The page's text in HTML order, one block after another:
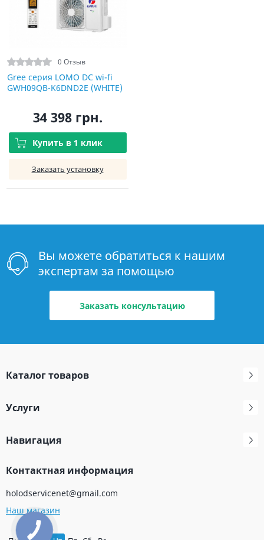
0 Отзыв
Gree серия LOMO DC wi-fi
GWH09QB-K6DND2E (WHITE)
34 398 грн.
Купить в 1 клик
Заказать установку
Вы можете обратиться к нашим
экспертам за помощью
Заказать консультацию
Каталог товаров
Услуги
Навигация
Контактная информация
holodservicenet@gmail.com
Наш магазин